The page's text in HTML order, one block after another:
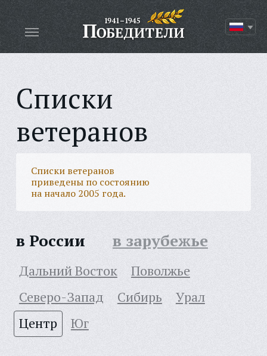
Списки
ветеранов
Списки ветеранов
приведены по состоянию
на начало 2005 года.
в России в зарубежье
Дальний Восток
Поволжье
Северо-Запад
Сибирь
Урал
Центр
Юг